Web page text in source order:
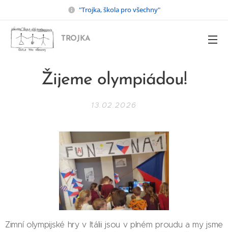
"Trojka, škola pro všechny"
TROJKA
Žijeme olympiádou!
13.02.2026
Zimní olympijské hry v Itálii jsou v plném proudu a my jsme